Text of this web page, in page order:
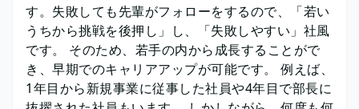
す。失敗しても先輩がフォローをするので、「若い
うちから挑戦を後押し」し、「失敗しやすい」社風
です。 そのため、若手の内から成長することがで
き、早期でのキャリアアップが可能です。 例えば、
1年目から新規事業に従事した社員や4年目で部長に